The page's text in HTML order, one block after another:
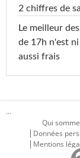
2 chiffres de
Le meilleur
de 17h n'est
aussi frais
...
Qui
Données
Mentions